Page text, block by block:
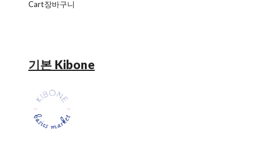
Cart장바구니
기본 Kibone